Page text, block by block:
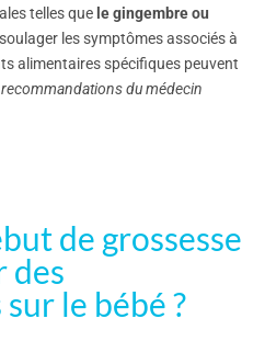
telles que le gingembre ou
les symptômes associés à
alimentaires spécifiques peuvent
du médecin
de grossesse
des
le bébé ?